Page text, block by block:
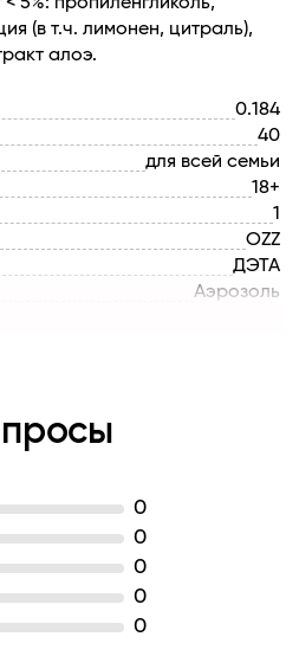
(в т.ч. лимонен, цитраль),
алоэ.
0.184
40
для всей семьи
18+
1
OZZ
ДЭТА
Аэрозоль
0
0
0
0
0